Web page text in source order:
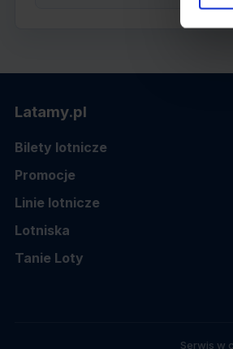
Latamy.pl
Bilety lotnicze
Promocje
Linie lotnicze
Lotniska
Tanie Loty
Serwis w